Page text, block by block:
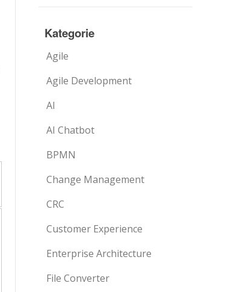
Kategorie
Agile
Agile Development
AI
AI Chatbot
BPMN
Change Management
CRC
Customer Experience
Enterprise Architecture
File Converter